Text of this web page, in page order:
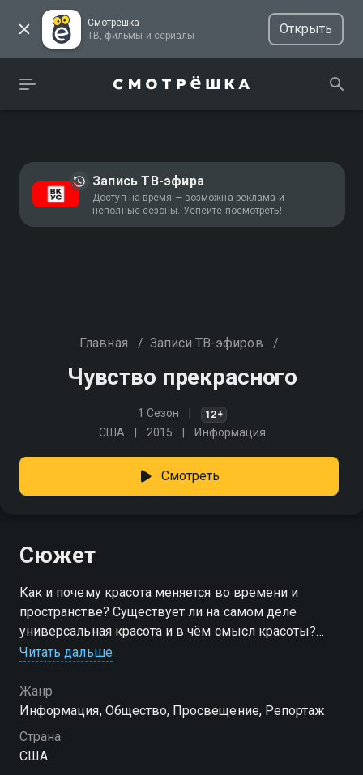
Смотрёшка
ТВ, фильмы и сериалы
Открыть
Запись ТВ-эфира
Доступ на время — возможна реклама и
неполные сезоны. Успейте посмотреть!
Главная / Записи ТВ-эфиров /
Чувство прекрасного
1 Сезон 12+
США 2015 Информация
Смотреть
Сюжет
Как и почему красота меняется во времени и
пространстве? Существует ли на самом деле
универсальная красота и в чём смысл красоты?
Фильм исследует понятие красоты с разных сторон,
искусствоведов и философов
Читать дальше
Жанр
Информация, Общество, Просвещение, Репортаж
Страна
США